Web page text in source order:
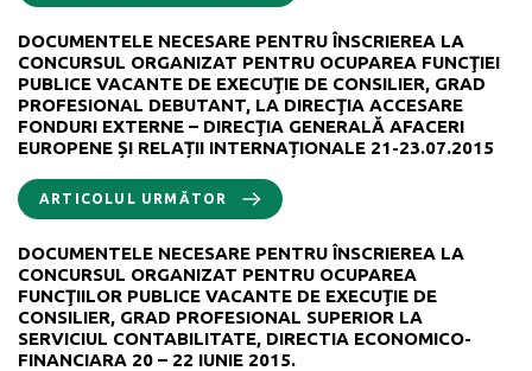
DOCUMENTELE NECESARE PENTRU ÎNSCRIEREA LA
CONCURSUL ORGANIZAT PENTRU OCUPAREA FUNCŢIEI
PUBLICE VACANTE DE EXECUŢIE DE CONSILIER, GRAD
PROFESIONAL DEBUTANT, LA DIRECŢIA ACCESARE
FONDURI EXTERNE – DIRECŢIA GENERALĂ AFACERI
EUROPENE ȘI RELAȚII INTERNAȚIONALE 21-23.07.2015
ARTICOLUL URMĂTOR
DOCUMENTELE NECESARE PENTRU ÎNSCRIEREA LA
CONCURSUL ORGANIZAT PENTRU OCUPAREA
FUNCŢIILOR PUBLICE VACANTE DE EXECUŢIE DE
CONSILIER, GRAD PROFESIONAL SUPERIOR LA
SERVICIUL CONTABILITATE, DIRECTIA ECONOMICO-
FINANCIARA 20 – 22 IUNIE 2015.